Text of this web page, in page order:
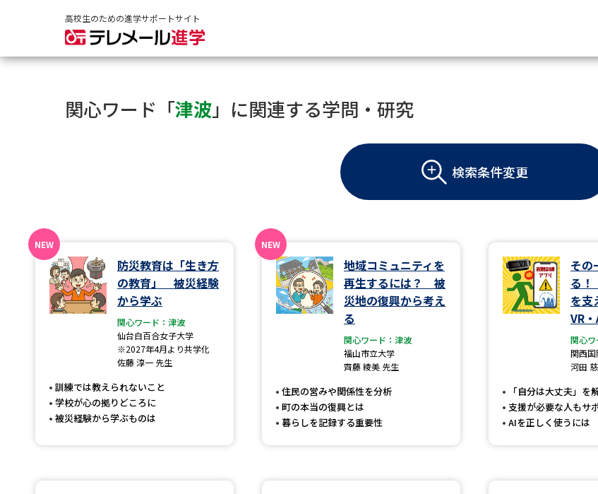
高校生のための進学サポートサイト
大学・短大の資料種類か
大学パンフ
学部・学科パンフ
総合型選抜・学校推薦型選抜 募集
大学・短大以外の資料か
専門学校の資料請求 大学院の
大学入学共通テスト「受験案内」
大学入学共通テスト「受験上の配
小学
高等学校（情報）教員資格認定
関心ワード「津波」に関連する学問・研究
検索条件変更
防災教育は「生き方
の教育」 被災経験
から学ぶ
関心ワード：津波
仙台白百合女子大学
※2027年4月より共学化
佐藤 淳一 先生
訓練では教えられないこと
学校が心の拠りどころに
被災経験から学ぶものは
地域コミュニティを
再生するには？ 被
災地の復興から考え
る
関心ワード：津波
福山市立大学
齊藤 綾美 先生
住民の営みや関係性を分析
町の本当の復興とは
暮らしを記録する重要性
その
る
を支
VR
関心
関西
河田
「自分は大丈夫」を
支援が必要な人もサ
AIを正しく使うには